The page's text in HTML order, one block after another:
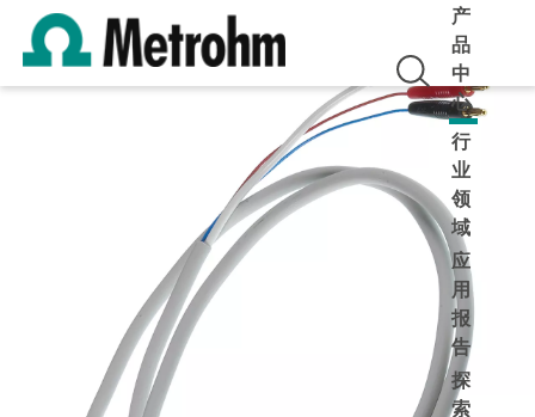
产
品
中
心
行
业
领
域
应
用
报
告
探
索